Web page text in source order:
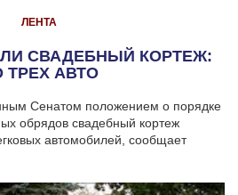
ЛЕНТА
СВАДЕБНЫЙ КОРТЕЖ:
ТРЕХ АВТО
Сенатом положением о порядке
обрядов свадебный кортеж
автомобилей, сообщает